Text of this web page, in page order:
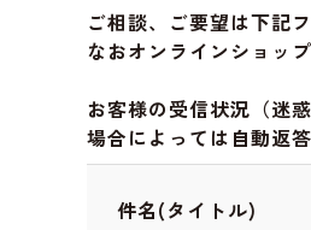
ご相談、ご要望は下記
なおオンラインショッ
お客様の受信状況（迷
場合によっては自動返
件名(タイトル)